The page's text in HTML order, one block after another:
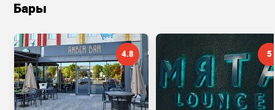
Бары
4.8 5